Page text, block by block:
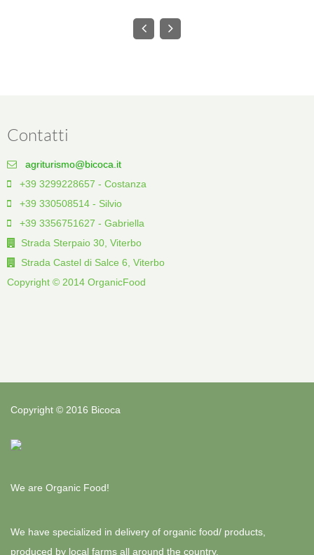
Contatti
agriturismo@bicoca.it
+39 3299228657 - Costanza
+39 330508514 - Silvio
+39 3356751627 - Gabriella
Strada Sterpaio 30, Viterbo
Strada Castel di Salce 6, Viterbo
Copyright © 2014 OrganicFood
Copyright © 2016 Bicoca
We are Organic Food!
We have specialized in delivery of organic food/ products,
produced by local farms all around the country.